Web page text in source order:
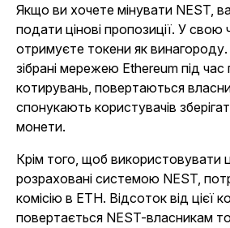
Якщо ви хочете мінувати NEST,
подати цінові пропозиції. У свою
отримуєте токени як винагороду.
зібрані мережею Ethereum під
котирувань, повертаються
спонукають користувачів
монети.
Крім того, щоб використовувати
розраховані системою NEST,
комісію в ETH. Відсоток від цієї
повертається NEST-власникам